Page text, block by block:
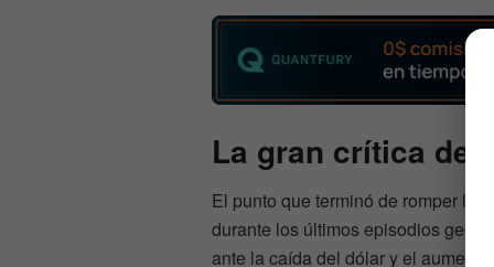
La gran crítica de
El punto que terminó de romper la
durante los últimos episodios
ante la caída del dólar y el